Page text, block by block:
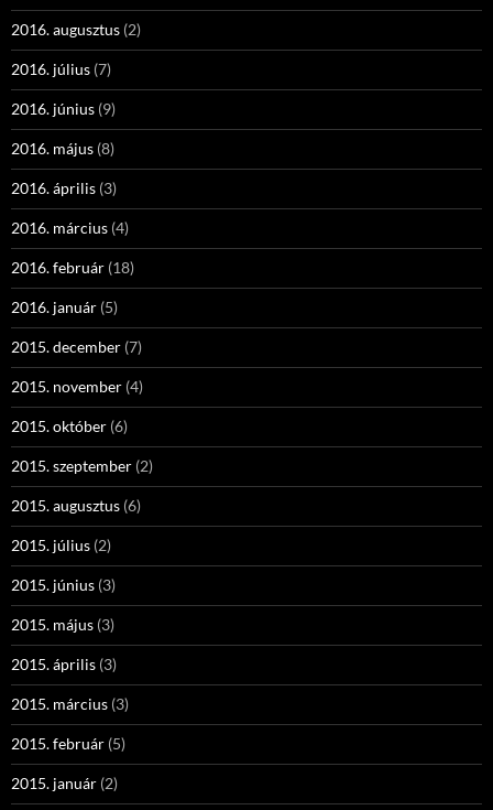
2016. augusztus (2)
2016. július (7)
2016. június (9)
2016. május (8)
2016. április (3)
2016. március (4)
2016. február (18)
2016. január (5)
2015. december (7)
2015. november (4)
2015. október (6)
2015. szeptember (2)
2015. augusztus (6)
2015. július (2)
2015. június (3)
2015. május (3)
2015. április (3)
2015. március (3)
2015. február (5)
2015. január (2)